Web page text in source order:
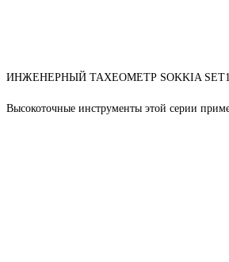
ИНЖЕНЕРНЫЙ ТАХЕОМЕТР SOKKIA
Высокоточные инструменты этой серии